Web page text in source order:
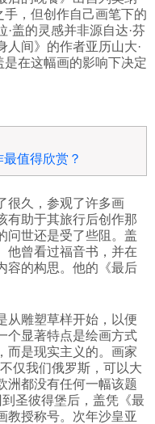
手，但创作自己画笔下的
盖的灵感并非源自达·芬
人间》的作者亚历山大·
在这幅画的影响下决定
值得欣赏？
很久，参观了许多画
有助于其旅行后创作那
问世还是受了些阻。盖
他曾看过福音书，并在
容的构思。他的《最后
从雕塑草样开始，以便
个显著特点是绘画方式
而是现实主义的。画家
仅我们俄罗斯，可以大
洲都没有任何一幅该题
圣彼得堡后，盖凭《最
教授称号。次年沙皇亚